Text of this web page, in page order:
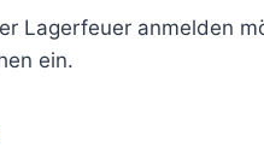
Lagerfeuer anmelden
ein.